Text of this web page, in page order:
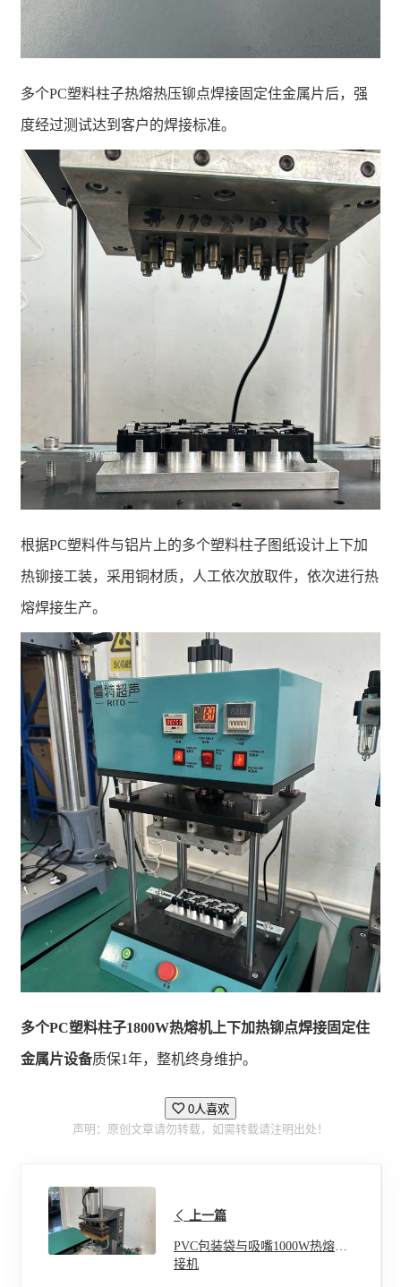
多个PC塑料柱子热熔热压铆点焊接固定住金属片后，强
度经过测试达到客户的焊接标准。
根据PC塑料件与铝片上的多个塑料柱子图纸设计上下加
热铆接工装，采用铜材质，人工依次放取件，依次进行热
熔焊接生产。
多个PC塑料柱子1800W热熔机上下加热铆点焊接固定住
金属片设备质保1年，整机终身维护。
0人喜欢
声明：原创文章请勿转载，如需转载请注明出处！
上一篇
PVC包装袋与吸嘴1000W热熔焊
接机